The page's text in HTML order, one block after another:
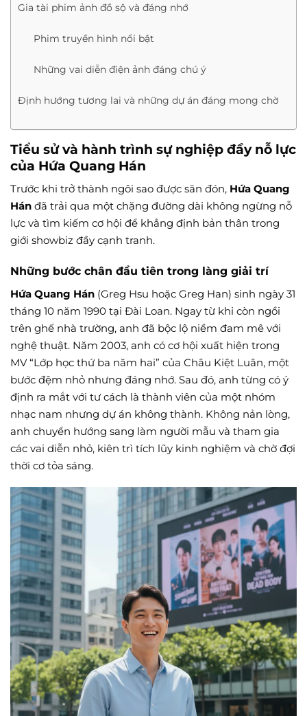
Gia tài phim ảnh đồ sộ và đáng nhớ
Phim truyền hình nổi bật
Những vai diễn điện ảnh đáng chú ý
Định hướng tương lai và những dự án đáng mong chờ
Tiểu sử và hành trình sự nghiệp đầy nỗ lực
của Hứa Quang Hán
Trước khi trở thành ngôi sao được săn đón, Hứa Quang
Hán đã trải qua một chặng đường dài không ngừng nỗ
lực và tìm kiếm cơ hội để khẳng định bản thân trong
giới showbiz đầy cạnh tranh.
Những bước chân đầu tiên trong làng giải trí
Hứa Quang Hán (Greg Hsu hoặc Greg Han) sinh ngày 31
tháng 10 năm 1990 tại Đài Loan. Ngay từ khi còn ngồi
trên ghế nhà trường, anh đã bộc lộ niềm đam mê với
nghệ thuật. Năm 2003, anh có cơ hội xuất hiện trong
MV “Lớp học thứ ba năm hai” của Châu Kiệt Luân, một
bước đệm nhỏ nhưng đáng nhớ. Sau đó, anh từng có ý
định ra mắt với tư cách là thành viên của một nhóm
nhạc nam nhưng dự án không thành. Không nản lòng,
anh chuyển hướng sang làm người mẫu và tham gia
các vai diễn nhỏ, kiên trì tích lũy kinh nghiệm và chờ đợi
thời cơ tỏa sáng.